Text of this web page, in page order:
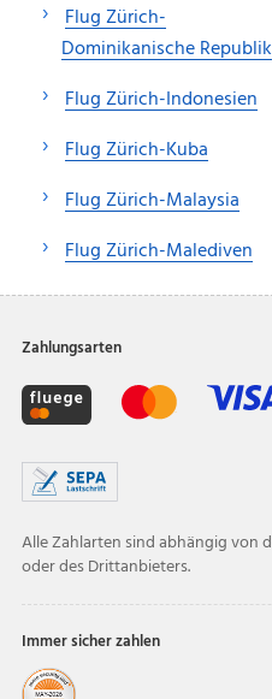
Flug Zürich-
Dominikanische Republik
Flug Zürich-Indonesien
Flug Zürich-Kuba
Flug Zürich-Malaysia
Flug Zürich-Malediven